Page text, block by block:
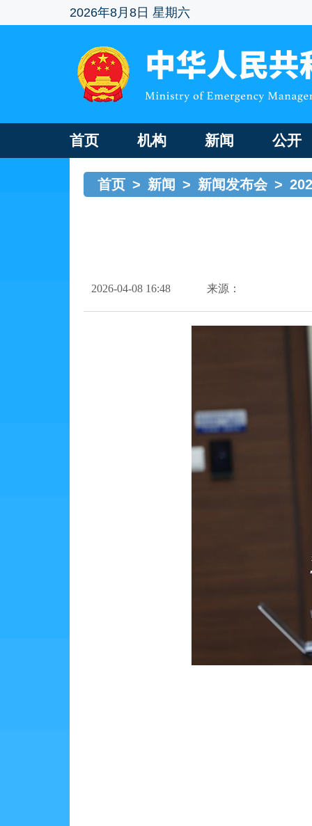
2026年8月8日 星期六
首页 机构 新闻 公开
首页 > 新闻 > 新闻发布会 >
2026-04-08 16:48 来源：